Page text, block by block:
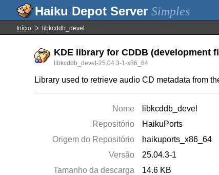
Simples
Início libkcddb_devel
KDE library for CDDB (development
libkcddb_devel-25.04.3-1-x86_64
Library used to retrieve audio CD metadata from
Nome
libkcddb_devel
Repositório
HaikuPorts
Origem do Repositório
haikuports_x86_64
Versão
25.04.3-1
Tamanho da descarga
14.6 KB